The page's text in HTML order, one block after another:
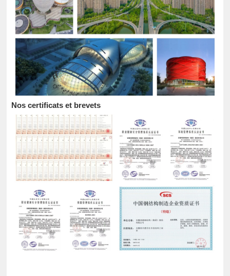
Nos certificats et brevets